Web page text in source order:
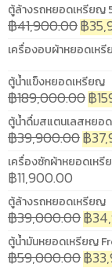
ตู้ล้างรถหยอดเหรียญ
฿41,900.00฿
เครื่องอบผ้าหยอดเห
ตู้น้ำแข็งหยอดเหรียญ
฿189,000.00฿
ตู้น้ำดื่มสแตนเลสหยอ
฿39,900.00฿
เครื่องซักผ้าหยอดเห
฿11,900.00
ตู้ล้างรถหยอดเหรียญ
฿39,000.00฿
ตู้น้ำมันหยอดเหรียญ
฿59,000.00฿